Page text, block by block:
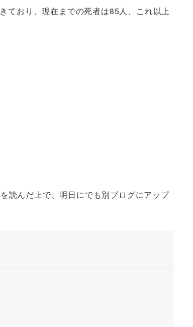
ており、現在までの死者は85人、これ以上
読んだ上で、明日にでも別ブログにアップ